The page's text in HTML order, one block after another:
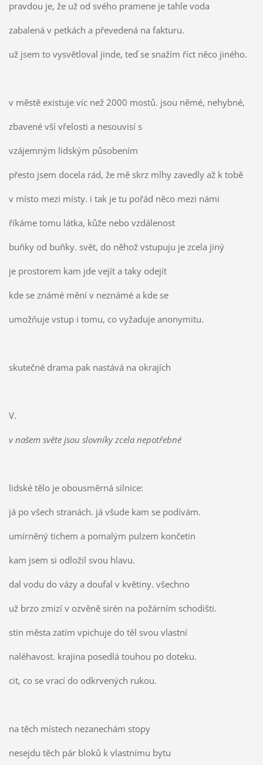
pravdou je, že už od svého pramene je tahle voda
zabalená v petkách a převedená na fakturu.
už jsem to vysvětloval jinde, teď se snažím říct něco jiného.
v městě existuje víc než 2000 mostů. jsou němé, nehybné,
zbavené vší vřelosti a nesouvisí s
vzájemným lidským působením
přesto jsem docela rád, že mě skrz mlhy zavedly až k tobě
v místo mezi místy. i tak je tu pořád něco mezi námi
říkáme tomu látka, kůže nebo vzdálenost
buňky od buňky. svět, do něhož vstupuju je zcela jiný
je prostorem kam jde vejít a taky odejít
kde se známé mění v neznámé a kde se
umožňuje vstup i tomu, co vyžaduje anonymitu.
skutečné drama pak nastává na okrajích
V.
v našem světe jsou slovníky zcela nepotřebné
lidské tělo je obousměrná silnice:
já po všech stranách. já všude kam se podívám.
umírněný tichem a pomalým pulzem končetin
kam jsem si odložil svou hlavu.
dal vodu do vázy a doufal v květiny. všechno
už brzo zmizí v ozvěně sirén na požárním schodišti.
stín města zatím vpichuje do těl svou vlastní
naléhavost. krajina posedlá touhou po doteku.
cit, co se vrací do odkrvených rukou.
na těch místech nezanechám stopy
nesejdu těch pár bloků k vlastnímu bytu